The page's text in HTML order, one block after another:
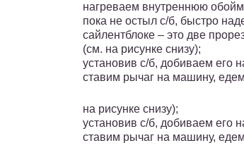
нагреваем внутреннюю
пока не остыл с/б, быстро
сайлентблоке – это две
(см. на рисунке снизу);
установив с/б, добиваем его
ставим рычаг на машину,
на рисунке снизу);
установив с/б, добиваем его
ставим рычаг на машину,